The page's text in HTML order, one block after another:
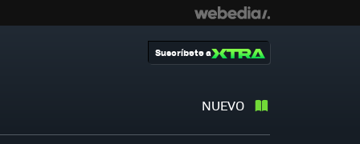
NUEVO
Suscríbete a